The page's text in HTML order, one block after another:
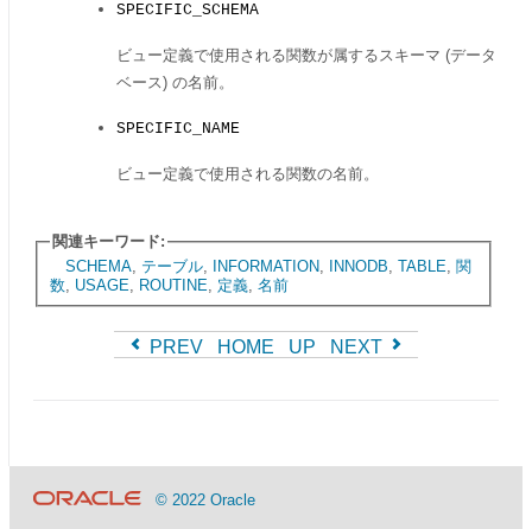
SPECIFIC_SCHEMA
ビュー定義で使用される関数が属するスキーマ (データ
ベース) の名前。
SPECIFIC_NAME
ビュー定義で使用される関数の名前。
関連キーワード:
SCHEMA, テーブル, INFORMATION, INNODB TABLE 関
数, USAGE ROUTINE 定義, 名前
PREV HOME UP NEXT
© 2022 Oracle